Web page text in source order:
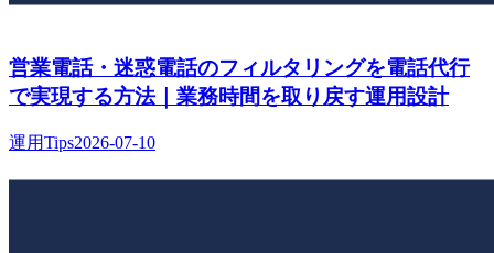
営業電話・迷惑電話のフィルタリングを電話代行
で実現する方法｜業務時間を取り戻す運用設計
運用Tips2026-07-10